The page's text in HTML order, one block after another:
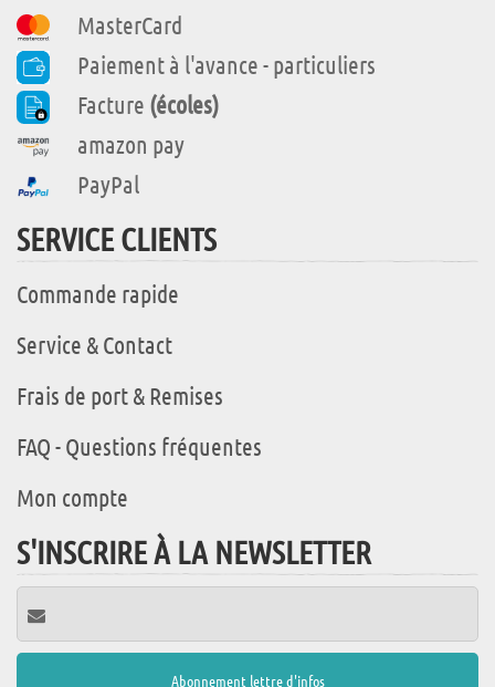
MasterCard
Paiement à l'avance - particuliers
Facture (écoles)
amazon pay
PayPal
SERVICE CLIENTS
Commande rapide
Service & Contact
Frais de port & Remises
FAQ - Questions fréquentes
Mon compte
S'INSCRIRE À LA NEWSLETTER